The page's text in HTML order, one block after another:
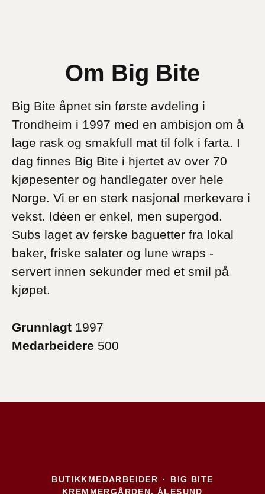
Om Big Bite
Big Bite åpnet sin første avdeling i
Trondheim i 1997 med en ambisjon om å
lage rask og smakfull mat til folk i farta. I
dag finnes Big Bite i hjertet av over 70
kjøpesenter og handlegater over hele
Norge. Vi er en sterk nasjonal merkevare i
vekst. Idéen er enkel, men supergod.
Subs laget av ferske baguetter fra lokal
baker, friske salater og lune wraps -
servert innen sekunder med et smil på
kjøpet.
Grunnlagt 1997
Medarbeidere 500
BUTIKKMEDARBEIDER ·
BIG BITE
KREMMERGÅRDEN, ÅLESUND